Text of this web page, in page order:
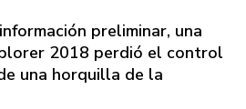
preliminar, una
2018 perdió el control
una horquilla de la